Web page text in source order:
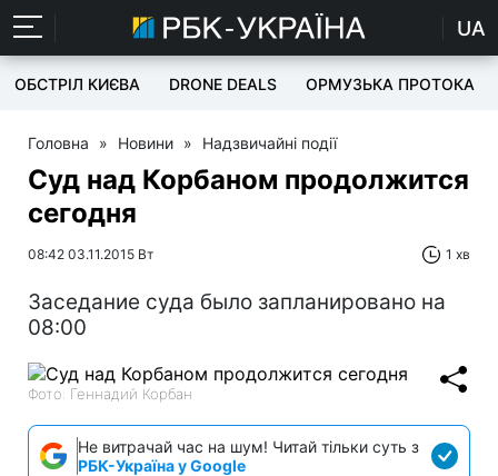
UA
ОБСТРІЛ КИЄВА DRONE DEALS ОРМУЗЬКА ПРОТОКА
Головна » Новини » Надзвичайні події
Суд над Корбаном продолжится
сегодня
08:42 03.11.2015 Вт 1 хв
Заседание суда было запланировано на
08:00
Фото: Геннадий Корбан
Не витрачай час на шум! Читай тільки суть з
РБК-Україна у Google